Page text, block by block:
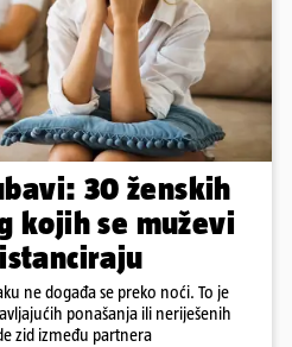
30 ženskih
kojih se muževi
ne događa se preko noći. To je
ponašanja ili neriješenih
zid između partnera